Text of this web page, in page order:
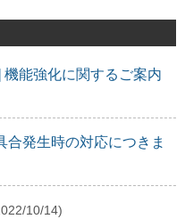
能強化に関するご案内
発生時の対応につきま
10/14)